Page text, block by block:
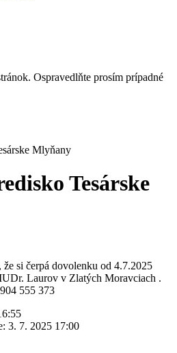
Ospravedlňte prosím prípadné
Mlyňany
Tesárske
si čerpá dovolenku od 4.7.2025
Laurov v Zlatých Moravciach .
555 373
3. 7. 2025 17:00